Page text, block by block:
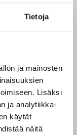
Tietoja
ja mainosten
Lisäksi
ja analytiikka-
käytät
näitä